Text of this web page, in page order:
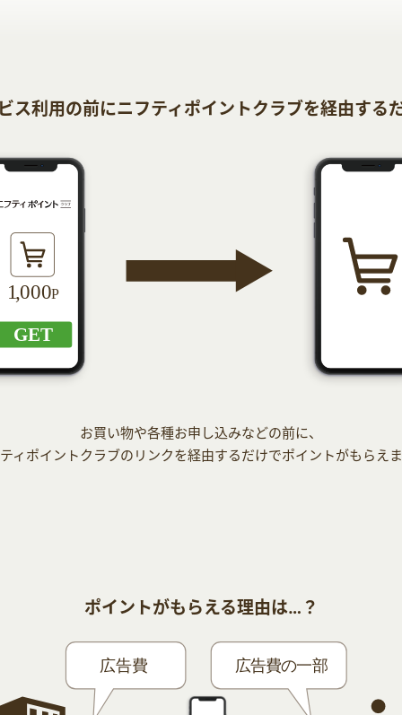
ス利用の前にニフティポイントクラブを経由する
お買い物や各種お申し込みなどの前に、
ィポイントクラブのリンクを経由するだけでポイントがもらえ
ポイントがもらえる理由は…？